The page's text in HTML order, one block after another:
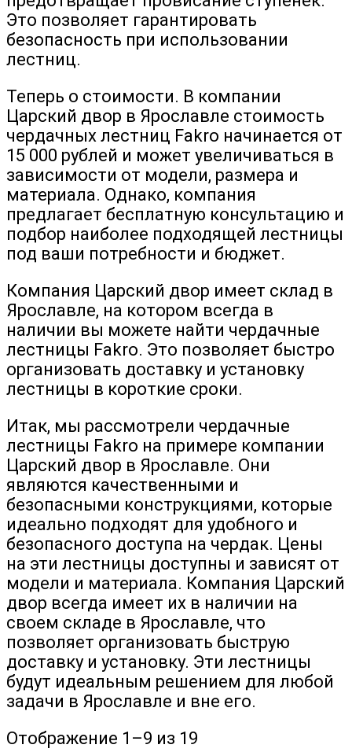
Это позволяет гарантировать
безопасность при использовании
лестниц.
Теперь о стоимости. В компании
Царский двор в Ярославле стоимость
чердачных лестниц Fakro начинается от
15 000 рублей и может увеличиваться в
зависимости от модели, размера и
материала. Однако, компания
предлагает бесплатную консультацию и
подбор наиболее подходящей лестницы
под ваши потребности и бюджет.
Компания Царский двор имеет склад в
Ярославле, на котором всегда в
наличии вы можете найти чердачные
лестницы Fakro. Это позволяет быстро
организовать доставку и установку
лестницы в короткие сроки.
Итак, мы рассмотрели чердачные
лестницы Fakro на примере компании
Царский двор в Ярославле. Они
являются качественными и
безопасными конструкциями, которые
идеально подходят для удобного и
безопасного доступа на чердак. Цены
на эти лестницы доступны и зависят от
модели и материала. Компания Царский
двор всегда имеет их в наличии на
своем складе в Ярославле, что
позволяет организовать быструю
доставку и установку. Эти лестницы
будут идеальным решением для любой
задачи в Ярославле и вне его.
Отображение 1–9 из 19